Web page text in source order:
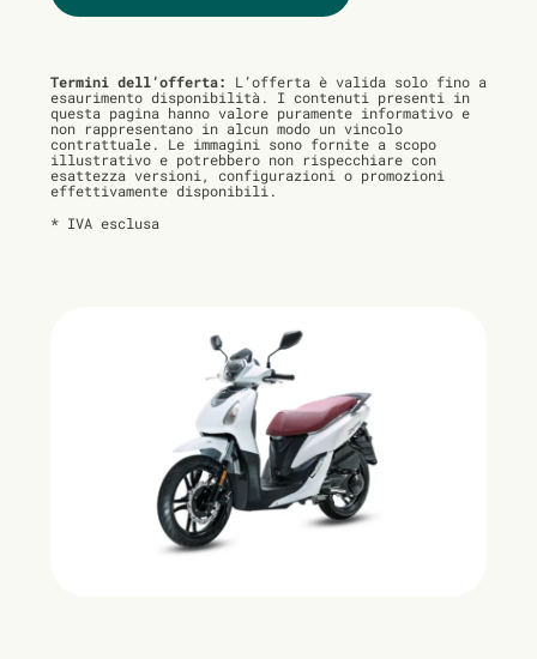
Termini dell’offerta:
L’offerta è valida solo fino a
esaurimento disponibilità. I contenuti presenti in
questa pagina hanno valore puramente informativo e
non rappresentano in alcun modo un vincolo
contrattuale. Le immagini sono fornite a scopo
illustrativo e potrebbero non rispecchiare con
esattezza versioni, configurazioni o promozioni
effettivamente disponibili.
* IVA esclusa